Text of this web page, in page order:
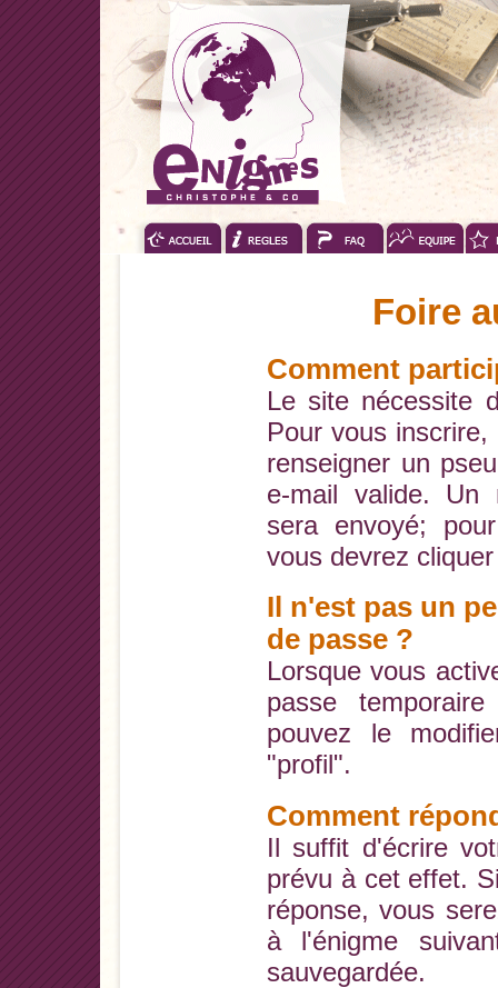
Foire
Comment
Le site nécessite
Pour vous
renseigner un
e-mail valide. Un
sera envoyé;
vous devrez
Il n'est pas un
de passe ?
Lorsque vous
passe
pouvez le
"profil".
Comment
Il suffit d'écrire
prévu à cet effet.
réponse, vous
à l'énigme
sauvegardée.